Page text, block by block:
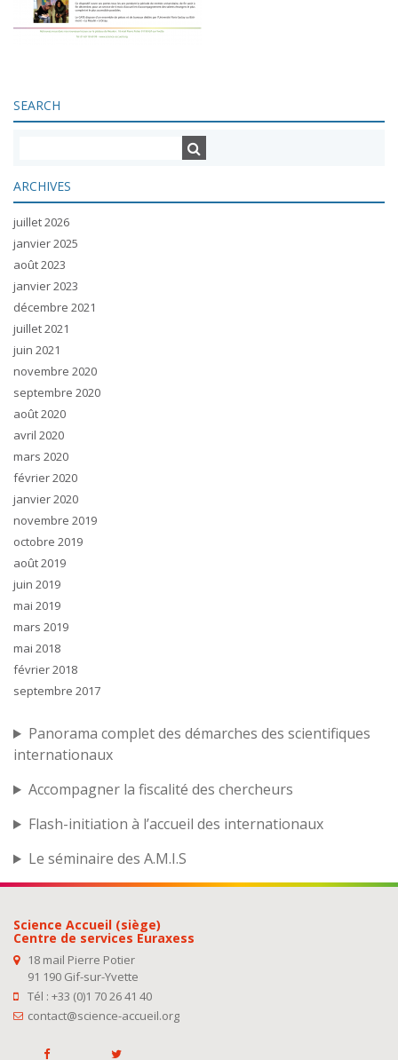
SEARCH
ARCHIVES
juillet 2026
janvier 2025
août 2023
janvier 2023
décembre 2021
juillet 2021
juin 2021
novembre 2020
septembre 2020
août 2020
avril 2020
mars 2020
février 2020
janvier 2020
novembre 2019
octobre 2019
août 2019
juin 2019
mai 2019
mars 2019
mai 2018
février 2018
septembre 2017
Panorama complet des démarches des scientifiques
internationaux
Accompagner la fiscalité des chercheurs
Flash-initiation à l’accueil des internationaux
Le séminaire des A.M.I.S
Science Accueil (siège)
Centre de services Euraxess
18 mail Pierre Potier
91 190 Gif-sur-Yvette
Tél : +33 (0)1 70 26 41 40
contact@science-accueil.org